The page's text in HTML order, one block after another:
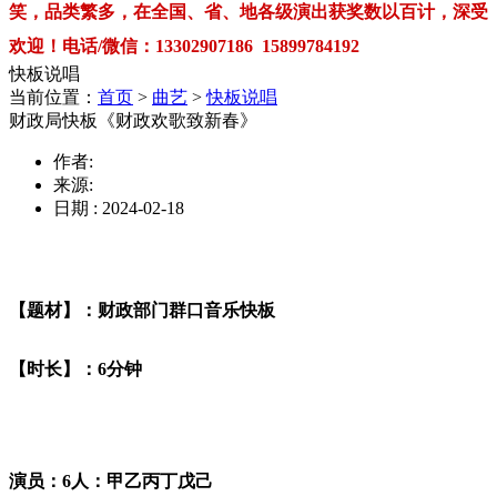
笑，品类繁多，在全国、省、地各级演出获奖数以百计，深受
欢迎！电话/微信：13302907186 15899784192
快板说唱
当前位置： 首页 > 曲艺 >快板说唱
财政局快板《财政欢歌致新春》
作者:
来源:
日期 : 2024-02-18
【题材】：财政部门群口音乐快板
【时长】：6分钟
演员：6人：甲乙丙丁戊己